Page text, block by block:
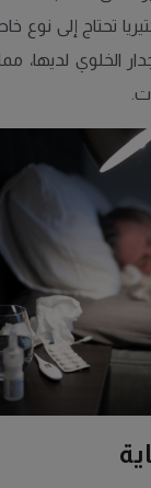
تحتاج إلى
الخلوي لديها،